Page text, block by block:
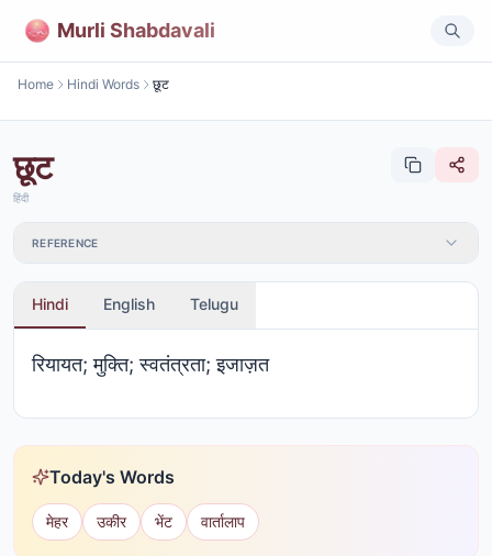
Murli Shabdavali
Home Hindi Words छूट
छूट
हिंदी
REFERENCE
Hindi English Telugu
रियायत; मुक्ति; स्वतंत्रता; इजाज़त
Today's Words
मेहर उकीर भेंट वार्तालाप